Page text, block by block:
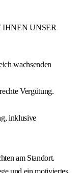
UNSER
wachsenden
Vergütung.
inklusive
am Standort.